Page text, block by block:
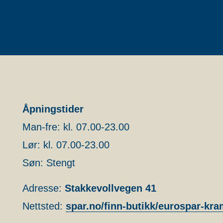
Åpningstider
Man-fre: kl. 07.00-23.00
Lør: kl. 07.00-23.00
Søn: Stengt
Adresse: Stakkevollvegen 41
Nettsted: spar.no/finn-butikk/eurospar-